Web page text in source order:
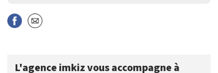
L'agence imkiz vous accompagne à